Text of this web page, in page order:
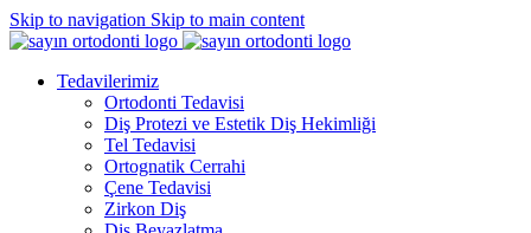
Skip to navigation Skip to main content
Tedavilerimiz
Ortodonti Tedavisi
Diş Protezi ve Estetik Diş Hekimliği
Tel Tedavisi
Ortognatik Cerrahi
Çene Tedavisi
Zirkon Diş